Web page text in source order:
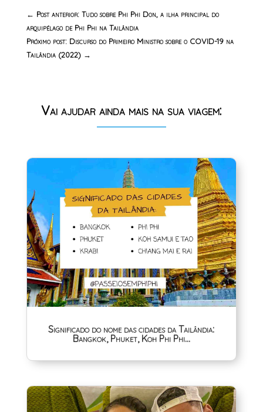
← Post anterior: Tudo sobre Phi Phi Don, a ilha principal do
arquipélago de Phi Phi na Tailândia
Próximo post: Discurso do Primeiro Ministro sobre o COVID-19 na
Tailândia (2022)→
Vai ajudar ainda mais na sua viagem:
Significado do nome das cidades da Tailândia:
Bangkok, Phuket, Koh Phi Phi…